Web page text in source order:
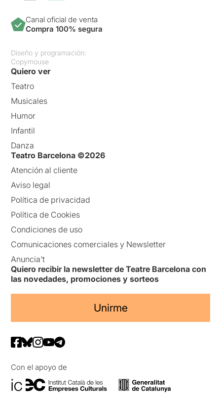
Canal oficial de venta
Compra 100% segura
Diseño y programación:
Copymouse
Quiero ver
Teatro
Musicales
Humor
Infantil
Danza
Teatro Barcelona ©2026
Atención al cliente
Aviso legal
Política de privacidad
Política de Cookies
Condiciones de uso
Comunicaciones comerciales y Newsletter
Anuncia’t
Quiero recibir la newsletter de Teatre Barcelona con
las novedades, promociones y sorteos
Unirme
Con el apoyo de